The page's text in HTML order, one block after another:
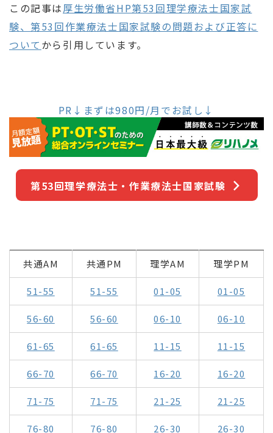
この記事は厚生労働省HP第53回理学療法士国家試
験、第53回作業療法士国家試験の問題および正答に
ついて から引用しています。
PR↓まずは980円/月でお試し↓
第53回理学療法士・作業療法士国家試験
共通AM 共通PM 理学AM 理学PM
51-55 51-55 01-05 01-05
56-60 56-60 06-10 06-10
61-65 61-65 11-15 11-15
66-70 66-70 16-20 16-20
71-75 71-75 21-25 21-25
76-80 76-80 26-30 26-30